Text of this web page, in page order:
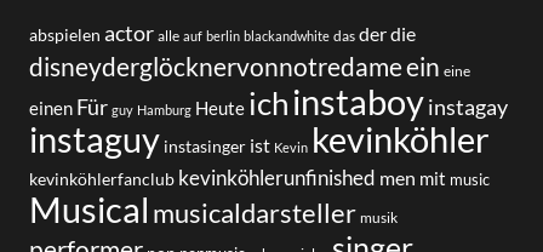
abspielen actor alle auf berlin blackandwhite das derdie
disneyderglöcknervonnotredameein eine
einen Für guy Hamburg Heute ichinstaboy instagay
instaguy instasinger ist Kevin kevinköhler
kevinköhlerfanclub kevinköhlerunfinished men mit music
Musical musicaldarsteller musik